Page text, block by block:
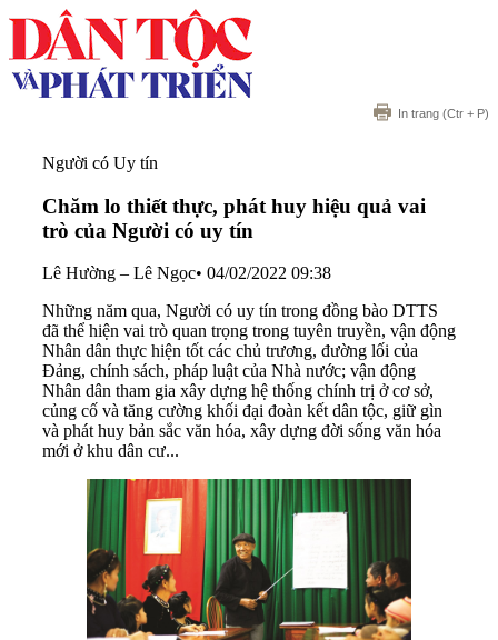
In trang (Ctr + P)
Người có Uy tín
Chăm lo thiết thực, phát huy hiệu quả vai
trò của Người có uy tín
Lê Hường – Lê Ngọc• 04/02/2022 09:38
Những năm qua, Người có uy tín trong đồng bào DTTS
đã thể hiện vai trò quan trọng trong tuyên truyền, vận động
Nhân dân thực hiện tốt các chủ trương, đường lối của
Đảng, chính sách, pháp luật của Nhà nước; vận động
Nhân dân tham gia xây dựng hệ thống chính trị ở cơ sở,
củng cố và tăng cường khối đại đoàn kết dân tộc, giữ gìn
và phát huy bản sắc văn hóa, xây dựng đời sống văn hóa
mới ở khu dân cư...